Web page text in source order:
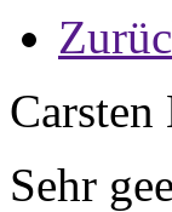
Sehr